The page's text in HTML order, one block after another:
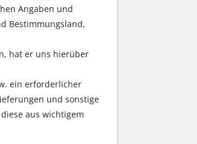
Angaben und
Bestimmungsland,
hat er uns hierüber
ein erforderlicher
und sonstige
aus wichtigem